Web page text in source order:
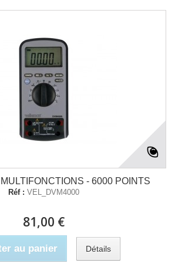
- 6000 POINTS
Réf : VEL_DVM4000
81,00 €
au panier Détails